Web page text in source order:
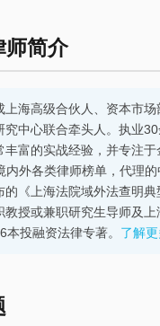
师简介
上海高级合伙人、资本市
究中心联合牵头人。执业
丰富的实战经验，并专注
内外各类律师榜单，代理
《上海法院域外法查明
教授或兼职研究生导师及
投融资法律专著。 了解更